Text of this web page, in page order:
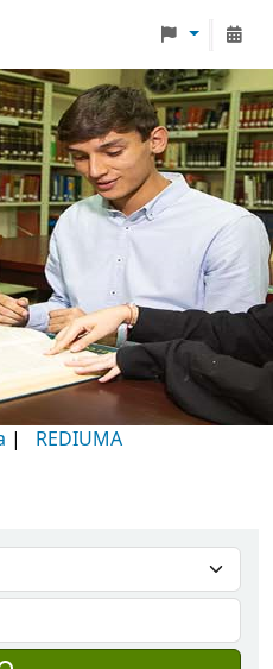
Monteávila
| REDIUMA